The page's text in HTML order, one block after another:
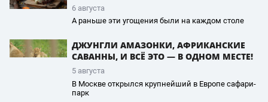
6 августа
А раньше эти угощения были на каждом столе
ДЖУНГЛИ АМАЗОНКИ, АФРИКАНСКИЕ
САВАННЫ, И ВСЁ ЭТО — В ОДНОМ МЕСТЕ!
5 августа
В Москве открылся крупнейший в Европе сафари-
парк